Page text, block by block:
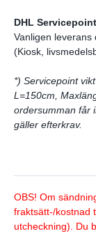
DHL
Vanligen
(Kiosk,
*) Servicepoint
L=150cm,
ordersumman får
gäller efterkrav.
OBS! Om
fraktsätt-/kostnad
utcheckning). Du